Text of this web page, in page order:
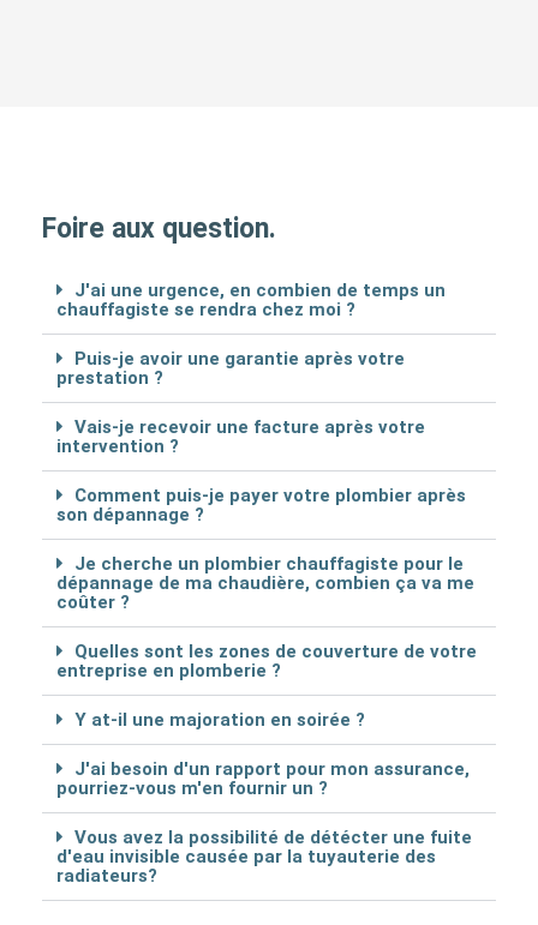
Foire aux question.
J'ai une urgence, en combien de temps un
chauffagiste se rendra chez moi ?
Puis-je avoir une garantie après votre
prestation ?
Vais-je recevoir une facture après votre
intervention ?
Comment puis-je payer votre plombier après
son dépannage ?
Je cherche un plombier chauffagiste pour le
dépannage de ma chaudière, combien ça va me
coûter ?
Quelles sont les zones de couverture de votre
entreprise en plomberie ?
Y at-il une majoration en soirée ?
J'ai besoin d'un rapport pour mon assurance,
pourriez-vous m'en fournir un ?
Vous avez la possibilité de détécter une fuite
d'eau invisible causée par la tuyauterie des
radiateurs?